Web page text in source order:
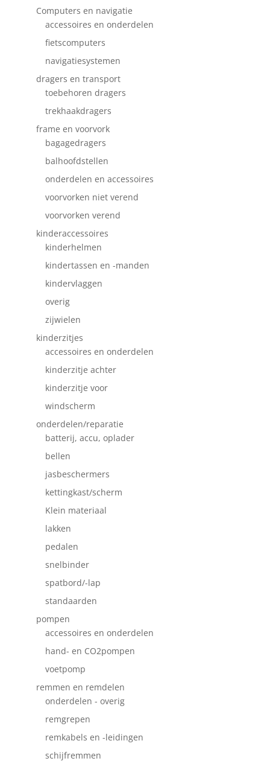
Computers en navigatie
accessoires en onderdelen
fietscomputers
navigatiesystemen
dragers en transport
toebehoren dragers
trekhaakdragers
frame en voorvork
bagagedragers
balhoofdstellen
onderdelen en accessoires
voorvorken niet verend
voorvorken verend
kinderaccessoires
kinderhelmen
kindertassen en -manden
kindervlaggen
overig
zijwielen
kinderzitjes
accessoires en onderdelen
kinderzitje achter
kinderzitje voor
windscherm
onderdelen/reparatie
batterij, accu, oplader
bellen
jasbeschermers
kettingkast/scherm
Klein materiaal
lakken
pedalen
snelbinder
spatbord/-lap
standaarden
pompen
accessoires en onderdelen
hand- en CO2pompen
voetpomp
remmen en remdelen
onderdelen - overig
remgrepen
remkabels en -leidingen
schijfremmen